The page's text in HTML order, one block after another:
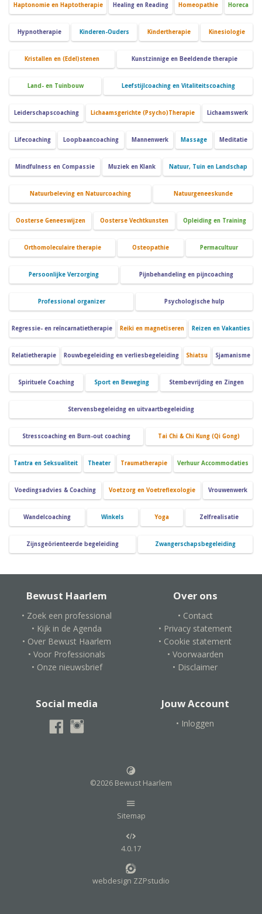
Haptonomie en Haptotherapie Healing en Reading Homeopathie Horeca
Hypnotherapie Kinderen-Ouders Kindertherapie Kinesiologie
Kristallen en (Edel)stenen Kunstzinnige en Beeldende therapie
Land- en Tuinbouw Leefstijlcoaching en Vitaliteitscoaching
Leiderschapscoaching Lichaamsgerichte (Psycho)Therapie Lichaamswerk
Lifecoaching Loopbaancoaching Mannenwerk Massage Meditatie
Mindfulness en Compassie Muziek en Klank Natuur, Tuin en Landschap
Natuurbeleving en Natuurcoaching Natuurgeneeskunde
Oosterse Geneeswijzen Oosterse Vechtkunsten Opleiding en Training
Orthomoleculaire therapie Osteopathie Permacultuur
Persoonlijke Verzorging Pijnbehandeling en pijncoaching
Professional organizer Psychologische hulp
Regressie- en reïncarnatietherapie Reiki en magnetiseren Reizen en Vakanties
Relatietherapie Rouwbegeleiding en verliesbegeleiding Shiatsu Sjamanisme
Spirituele Coaching Sport en Beweging Stembevrijding en Zingen
Stervensbegeleidng en uitvaartbegeleiding
Stresscoaching en Burn-out coaching Tai Chi & Chi Kung (Qi Gong)
Tantra en Seksualiteit Theater Traumatherapie Verhuur Accommodaties
Voedingsadvies & Coaching Voetzorg en Voetreflexologie Vrouwenwerk
Wandelcoaching Winkels Yoga Zelfrealisatie
Zijnsgeörienteerde begeleiding Zwangerschapsbegeleiding
Bewust Haarlem
• Zoek een professional
• Kijk in de Agenda
• Over Bewust Haarlem
• Voor Professionals
• Onze nieuwsbrief
Over ons
• Contact
• Privacy statement
• Cookie statement
• Voorwaarden
• Disclaimer
Social media Jouw Account
• Inloggen
©2026 Bewust Haarlem
Sitemap
4.0.17
webdesign ZZPstudio